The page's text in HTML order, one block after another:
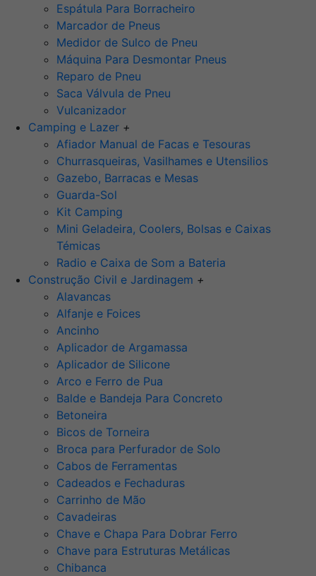
Espátula Para Borracheiro
Marcador de Pneus
Medidor de Sulco de Pneu
Máquina Para Desmontar Pneus
Reparo de Pneu
Saca Válvula de Pneu
Vulcanizador
Camping e Lazer +
Afiador Manual de Facas e Tesouras
Churrasqueiras, Vasilhames e Utensilios
Gazebo, Barracas e Mesas
Guarda-Sol
Kit Camping
Mini Geladeira, Coolers, Bolsas e Caixas
Témicas
Radio e Caixa de Som a Bateria
Construção Civil e Jardinagem +
Alavancas
Alfanje e Foices
Ancinho
Aplicador de Argamassa
Aplicador de Silicone
Arco e Ferro de Pua
Balde e Bandeja Para Concreto
Betoneira
Bicos de Torneira
Broca para Perfurador de Solo
Cabos de Ferramentas
Cadeados e Fechaduras
Carrinho de Mão
Cavadeiras
Chave e Chapa Para Dobrar Ferro
Chave para Estruturas Metálicas
Chibanca